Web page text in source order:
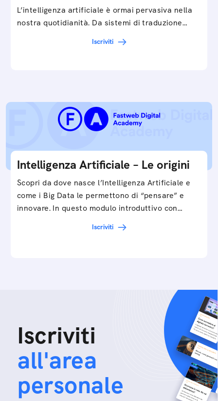
L’intelligenza artificiale è ormai pervasiva nella
nostra quotidianità. Da sistemi di traduzione
Iscriviti
Intelligenza Artificiale – Le origini
Scopri da dove nasce l’Intelligenza Artificiale e
come i Big Data le permettono di “pensare” e
innovare. In questo modulo introduttivo con
Iscriviti
Iscriviti
all'area
personale